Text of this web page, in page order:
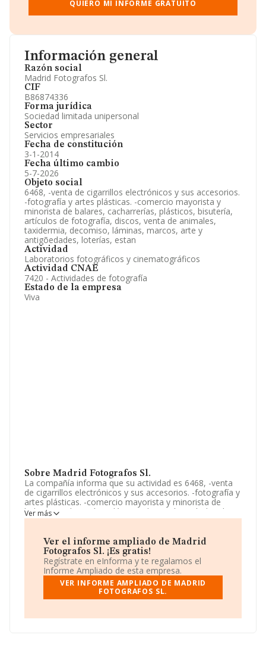
Información general
Razón social
Madrid Fotografos Sl.
CIF
B86874336
Forma jurídica
Sociedad limitada unipersonal
Sector
Servicios empresariales
Fecha de constitución
3-1-2014
Fecha último cambio
5-7-2026
Objeto social
6468, -venta de cigarrillos electrónicos y sus accesorios.
-fotografía y artes plásticas. -comercio mayorista y
minorista de balares, cacharrerías, plásticos, bisutería,
artículos de fotografía, discos, venta de animales,
taxidermia, decomiso, láminas, marcos, arte y
antigõedades, loterías, estan
Actividad
Laboratorios fotográficos y cinematográficos
Actividad CNAE
7420 - Actividades de fotografía
Estado de la empresa
Viva
Sobre Madrid Fotografos Sl.
La compañía informa que su actividad es 6468, -venta
de cigarrillos electrónicos y sus accesorios. -fotografía y
artes plásticas. -comercio mayorista y minorista de
balares, cacharrerías, plásticos, bisutería, artículos de
fotografía, discos, venta de animales, taxidermia,
loterías, estan. La empresa está registrada como
Sociedad Limitada. Clasifica su actividad CNAE como
'Actividades de fotografía', código 7420. No realiza
actividad de importación y/o exportación.
Acerca de los empleados, ha contado con una
reducción del 14% y teniendo en cuenta la información
empleados por encima de la media de sector.
Ver más
Ver el informe ampliado de Madrid
Fotografos Sl. ¡Es gratis!
Regístrate en eInforma y te regalamos el
Informe Ampliado de esta empresa.
VER INFORME AMPLIADO DE MADRID
FOTOGRAFOS SL.
Consejo de Administración y Administradores.
Directivos y Ejecutivos.
Información oficial y registral complementaria.
QUIERO MI INFORME GRATUITO